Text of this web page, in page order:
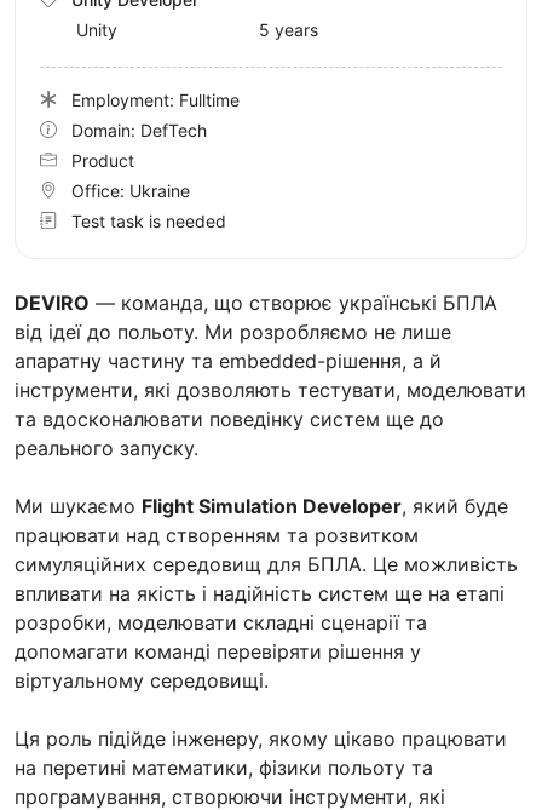
DEVIRO — команда, що створює українські БПЛА
від ідеї до польоту. Ми розробляємо не лише
апаратну частину та embedded-рішення, а й
інструменти, які дозволяють тестувати, моделювати
та вдосконалювати поведінку систем ще до
реального запуску.
Ми шукаємо Flight Simulation Developer, який буде
працювати над створенням та розвитком
симуляційних середовищ для БПЛА. Це можливість
впливати на якість і надійність систем ще на етапі
розробки, моделювати складні сценарії та
допомагати команді перевіряти рішення у
віртуальному середовищі.
Ця роль підійде інженеру, якому цікаво працювати
на перетині математики, фізики польоту та
програмування, створюючи інструменти, які
Unity
5 years
Employment: Fulltime
Domain: DefTech
Product
Office: Ukraine
Test task is needed